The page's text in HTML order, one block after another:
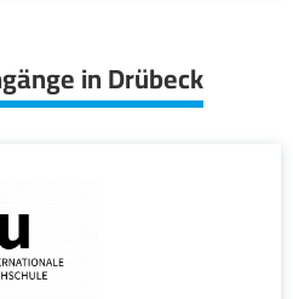
in Drübeck